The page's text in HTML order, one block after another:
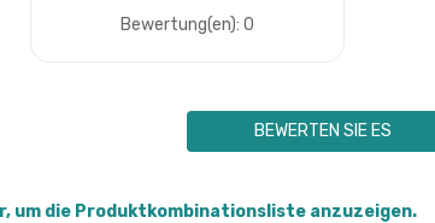
Bewertung(en): 0
BEWERTEN SIE ES
um die Produktkombinationsliste anzuzeigen.